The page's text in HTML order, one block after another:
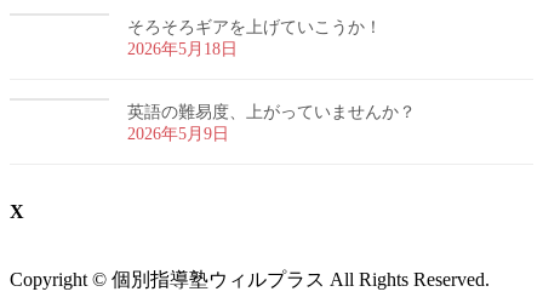
そろそろギアを上げていこうか！
2026年5月18日
英語の難易度、上がっていませんか？
2026年5月9日
X
Copyright © 個別指導塾ウィルプラス All Rights Reserved.